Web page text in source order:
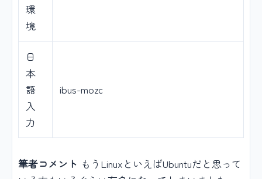
環
境
日
本
語
入
力
ibus-mozc
筆者コメント もうLinuxといえばUbuntuだと思って